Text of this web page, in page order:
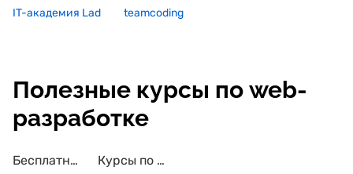
IT-академия Lad teamcoding
Полезные курсы по web-
разработке
Бесплатные курсы по web-разработке Курсы по web-разработке с трудоустройством